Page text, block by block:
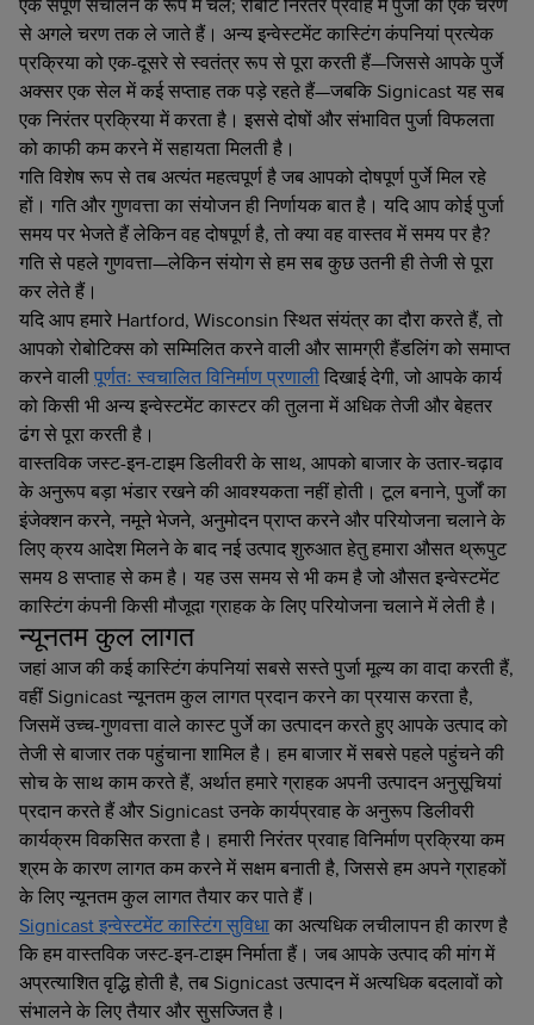
से अगले चरण तक ले जाते हैं। अन्य इन्वेस्टमेंट कास्टिंग कंपनियां प्रत्येक
प्रक्रिया को एक-दूसरे से स्वतंत्र रूप से पूरा करती हैं—जिससे आपके पुर्जे
अक्सर एक सेल में कई सप्ताह तक पड़े रहते हैं—जबकि Signicast यह सब
एक निरंतर प्रक्रिया में करता है। इससे दोषों और संभावित पुर्जा विफलता
को काफी कम करने में सहायता मिलती है।
गति विशेष रूप से तब अत्यंत महत्वपूर्ण है जब आपको दोषपूर्ण पुर्जे मिल रहे
हों। गति और गुणवत्ता का संयोजन ही निर्णायक बात है। यदि आप कोई पुर्जा
समय पर भेजते हैं लेकिन वह दोषपूर्ण है, तो क्या वह वास्तव में समय पर है?
गति से पहले गुणवत्ता—लेकिन संयोग से हम सब कुछ उतनी ही तेजी से पूरा
कर लेते हैं।
यदि आप हमारे Hartford, Wisconsin स्थित संयंत्र का दौरा करते हैं, तो
आपको रोबोटिक्स को सम्मिलित करने वाली और सामग्री हैंडलिंग को समाप्त
करने वालीपूर्णतः स्वचालित विनिर्माण प्रणालीदिखाई देगी, जो आपके कार्य
को किसी भी अन्य इन्वेस्टमेंट कास्टर की तुलना में अधिक तेजी और बेहतर
ढंग से पूरा करती है।
वास्तविक जस्ट-इन-टाइम डिलीवरी के साथ, आपको बाजार के उतार-चढ़ाव
के अनुरूप बड़ा भंडार रखने की आवश्यकता नहीं होती। टूल बनाने, पुर्जों का
इंजेक्शन करने, नमूने भेजने, अनुमोदन प्राप्त करने और परियोजना चलाने के
लिए क्रय आदेश मिलने के बाद नई उत्पाद शुरुआत हेतु हमारा औसत थ्रूपुट
समय 8 सप्ताह से कम है। यह उस समय से भी कम है जो औसत इन्वेस्टमेंट
कास्टिंग कंपनी किसी मौजूदा ग्राहक के लिए परियोजना चलाने में लेती है।
न्यूनतम कुल लागत
जहां आज की कई कास्टिंग कंपनियां सबसे सस्ते पुर्जा मूल्य का वादा करती हैं,
वहीं Signicast न्यूनतम कुल लागत प्रदान करने का प्रयास करता है,
जिसमें उच्च-गुणवत्ता वाले कास्ट पुर्जे का उत्पादन करते हुए आपके उत्पाद को
तेजी से बाजार तक पहुंचाना शामिल है। हम बाजार में सबसे पहले पहुंचने की
सोच के साथ काम करते हैं, अर्थात हमारे ग्राहक अपनी उत्पादन अनुसूचियां
प्रदान करते हैं और Signicast उनके कार्यप्रवाह के अनुरूप डिलीवरी
कार्यक्रम विकसित करता है। हमारी निरंतर प्रवाह विनिर्माण प्रक्रिया कम
श्रम के कारण लागत कम करने में सक्षम बनाती है, जिससे हम अपने ग्राहकों
के लिए न्यूनतम कुल लागत तैयार कर पाते हैं।
Signicast इन्वेस्टमेंट कास्टिंग सुविधाका अत्यधिक लचीलापन ही कारण है
कि हम वास्तविक जस्ट-इन-टाइम निर्माता हैं। जब आपके उत्पाद की मांग में
अप्रत्याशित वृद्धि होती है, तब Signicast उत्पादन में अत्यधिक बदलावों को
संभालने के लिए तैयार और सुसज्जित है।